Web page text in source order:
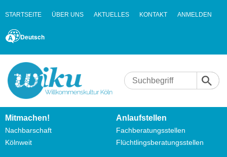
STARTSEITE ÜBER UNS AKTUELLES KONTAKT ANMELDEN
Deutsch
Mitmachen!
Nachbarschaft
Kölnweit
Anlaufstellen
Fachberatungsstellen
Flüchtlingsberatungsstellen